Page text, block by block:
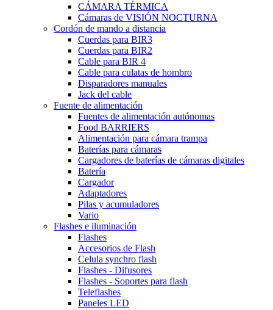
CÁMARA TÉRMICA
Cámaras de VISIÓN NOCTURNA
Cordón de mando a distancia
Cuerdas para BIR3
Cuerdas para BIR2
Cable para BIR 4
Cable para culatas de hombro
Disparadores manuales
Jack del cable
Fuente de alimentación
Fuentes de alimentación autónomas
Food BARRIERS
Alimentación para cámara trampa
Baterías para cámaras
Cargadores de baterías de cámaras digitales
Batería
Cargador
Adaptadores
Pilas y acumuladores
Vario
Flashes e iluminación
Flashes
Accesorios de Flash
Celula synchro flash
Flashes - Difusores
Flashes - Soportes para flash
Teleflashes
Paneles LED